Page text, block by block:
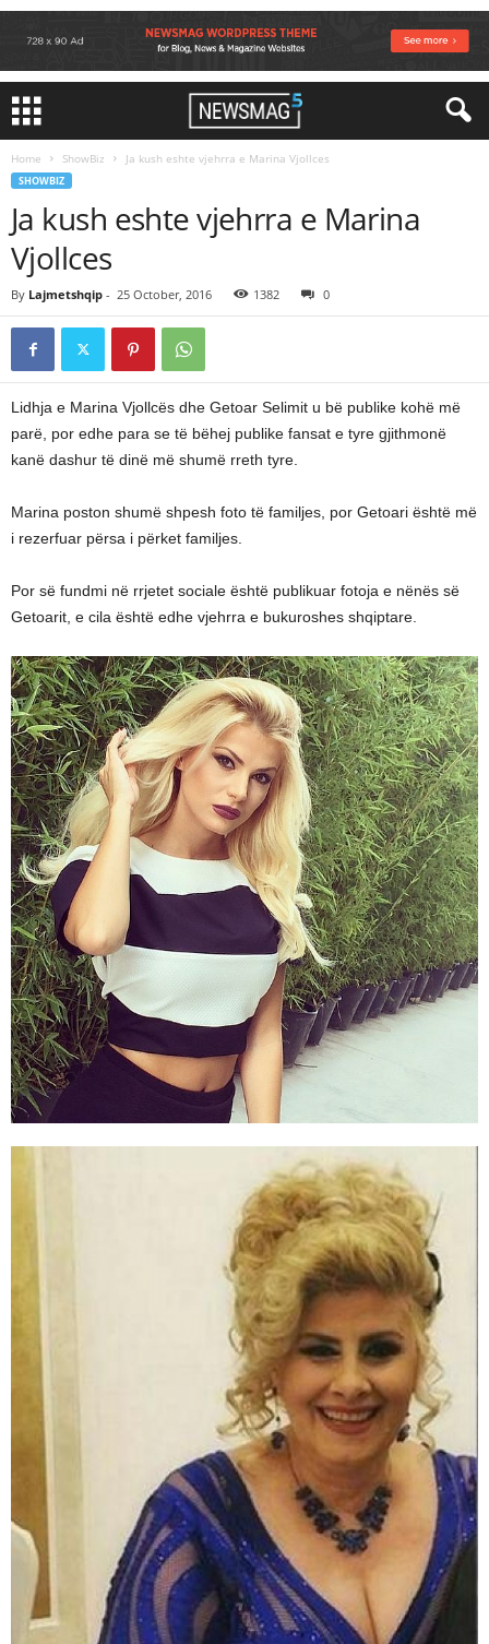
Home ShowBiz Ja kush eshte vjehrra e Marina Vjollces
SHOWBIZ
Ja kush eshte vjehrra e Marina
Vjollces
By Lajmetshqip - 25 October, 2016 1382 0
Lidhja e Marina Vjollcës dhe Getoar Selimit u bë publike kohë më
parë, por edhe para se të bëhej publike fansat e tyre gjithmonë
kanë dashur të dinë më shumë rreth tyre.
Marina poston shumë shpesh foto të familjes, por Getoari është më
i rezerfuar përsa i përket familjes.
Por së fundmi në rrjetet sociale është publikuar fotoja e nënës së
Getoarit, e cila është edhe vjehrra e bukuroshes shqiptare.